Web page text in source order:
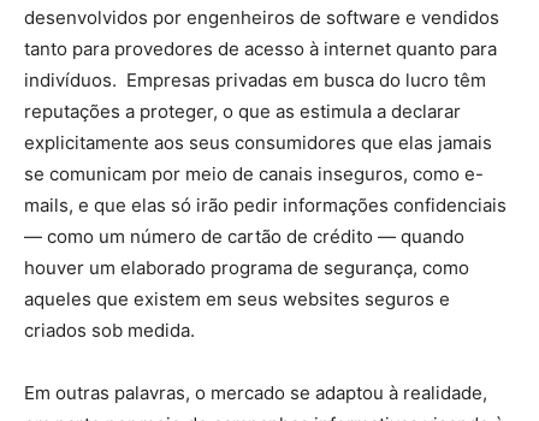
desenvolvidos por engenheiros de software e vendidos
tanto para provedores de acesso à internet quanto para
indivíduos. Empresas privadas em busca do lucro têm
reputações a proteger, o que as estimula a declarar
explicitamente aos seus consumidores que elas jamais
se comunicam por meio de canais inseguros, como e-
mails, e que elas só irão pedir informações confidenciais
— como um número de cartão de crédito — quando
houver um elaborado programa de segurança, como
aqueles que existem em seus websites seguros e
criados sob medida.
Em outras palavras, o mercado se adaptou à realidade,